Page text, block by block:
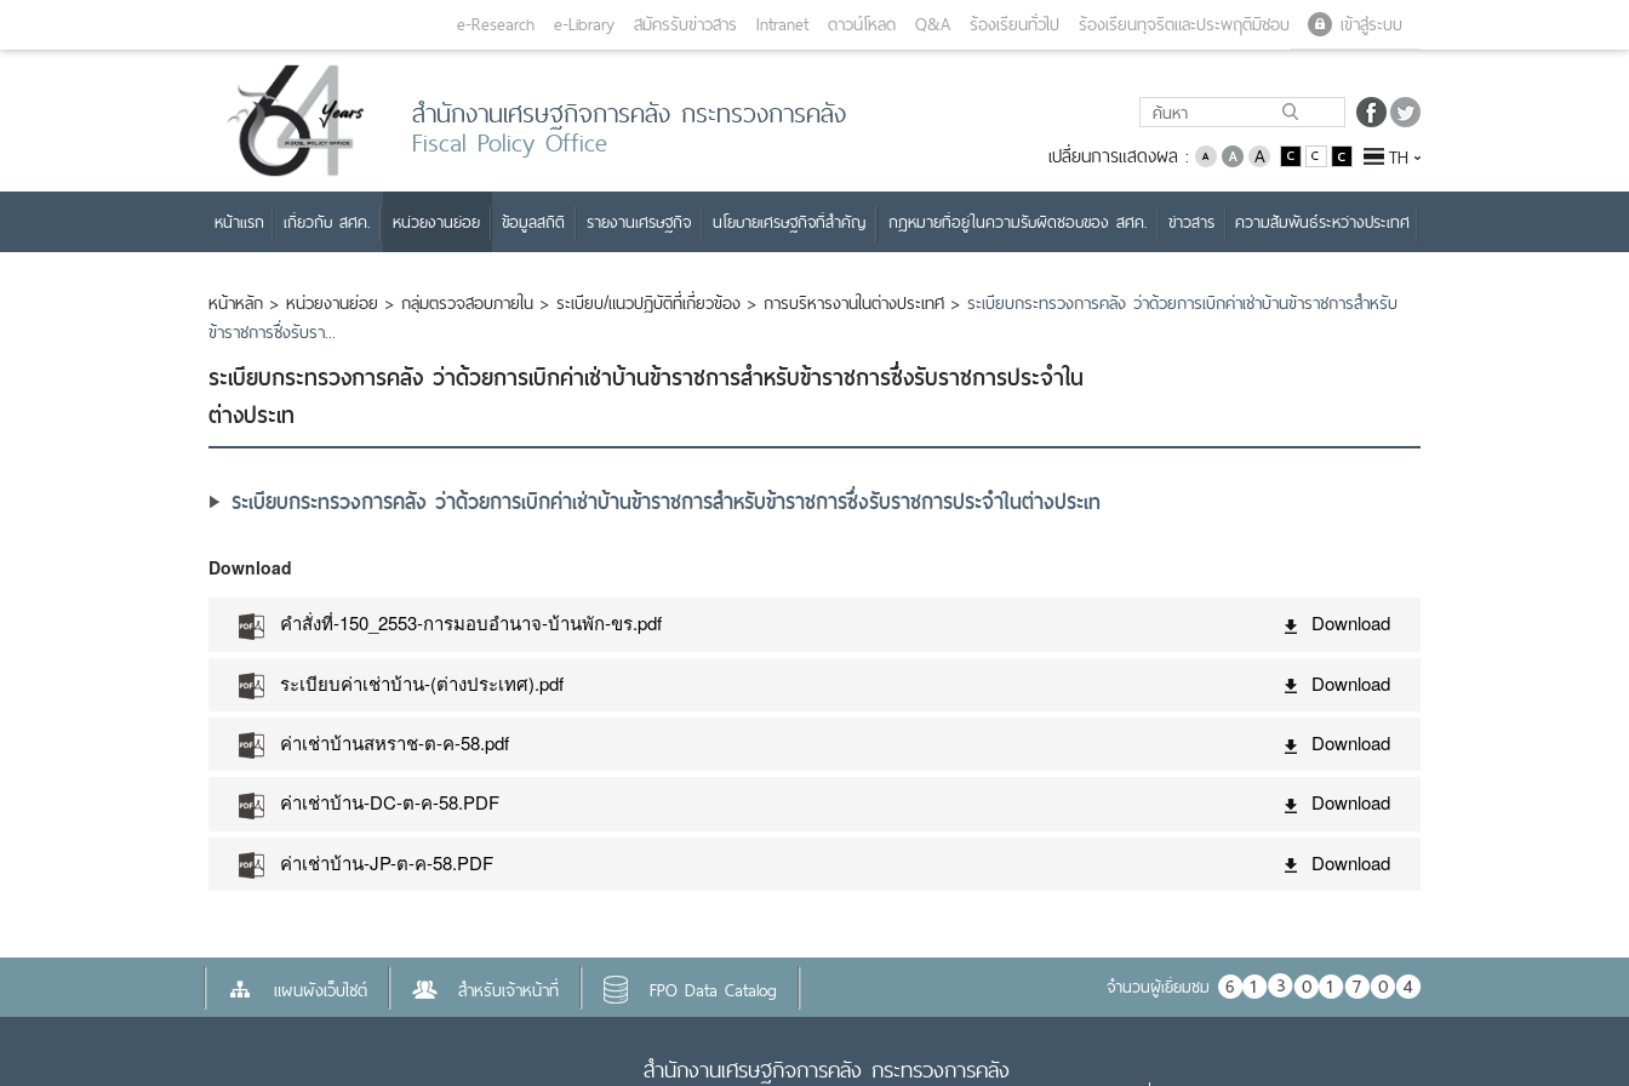
เข้าสู่ระบบ
e-Research e-Library สมัครรับข่าวสาร Intranet ดาวน์โหลด Q&A ร้องเรียนทั่วไป ร้องเรียนทุจริตและประพฤติมิชอบ
สำนักงานเศรษฐกิจการคลัง กระทรวงการคลัง
Fiscal Policy Office เปลี่ยนการแสดงผล : TH
หน้าแรก เกี่ยวกับ สศค. หน่วยงานย่อย ข้อมูลสถิติ รายงานเศรษฐกิจ นโยบายเศรษฐกิจที่สำคัญ กฎหมายที่อยู่ในความรับผิดชอบของ สศค. ข่าวสาร ความสัมพันธ์ระหว่างประเทศ
หน้าหลัก > หน่วยงานย่อย > กลุ่มตรวจสอบภายใน > ระเบียบ/แนวปฏิบัติที่เกี่ยวข้อง > การบริหารงานในต่างประเทศ > ระเบียบกระทรวงการคลัง ว่าด้วยการเบิกค่าเช่าบ้านข้าราชการสำหรับ
ข้าราชการซึ่งรับรา...
ระเบียบกระทรวงการคลัง ว่าด้วยการเบิกค่าเช่าบ้านข้าราชการสำหรับข้าราชการซึ่งรับราชการประจำใน
ต่างประเท
ระเบียบกระทรวงการคลัง ว่าด้วยการเบิกค่าเช่าบ้านข้าราชการสำหรับข้าราชการซึ่งรับราชการประจำในต่างประเท
Download
คำสั่งที่-150_2553-การมอบอำนาจ-บ้านพัก-ขร.pdf Download
ระเบียบค่าเช่าบ้าน-(ต่างประเทศ).pdf Download
ค่าเช่าบ้านสหราช-ต-ค-58.pdf Download
ค่าเช่าบ้าน-DC-ต-ค-58.PDF Download
ค่าเช่าบ้าน-JP-ต-ค-58.PDF Download
แผนผังเว็บไซต์ สำหรับเจ้าหน้าที่ FPO Data Catalog จำนวนผู้เยื่ยมชม
สำนักงานเศรษฐกิจการคลัง กระทรวงการคลัง